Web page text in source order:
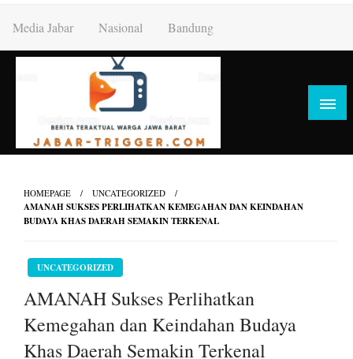
content
Media Jabar Nasional Bandung
HOMEPAGE UNCATEGORIZED
AMANAH SUKSES PERLIHATKAN KEMEGAHAN DAN KEINDAHAN
BUDAYA KHAS DAERAH SEMAKIN TERKENAL
UNCATEGORIZED
AMANAH Sukses Perlihatkan
Kemegahan dan Keindahan Budaya
Khas Daerah Semakin Terkenal